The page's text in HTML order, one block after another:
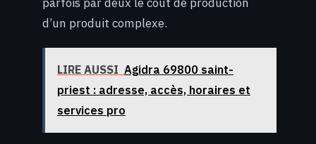
d’un produit complexe.
LIRE AUSSI Agidra 69800 saint-
priest : adresse, accès, horaires et
services pro